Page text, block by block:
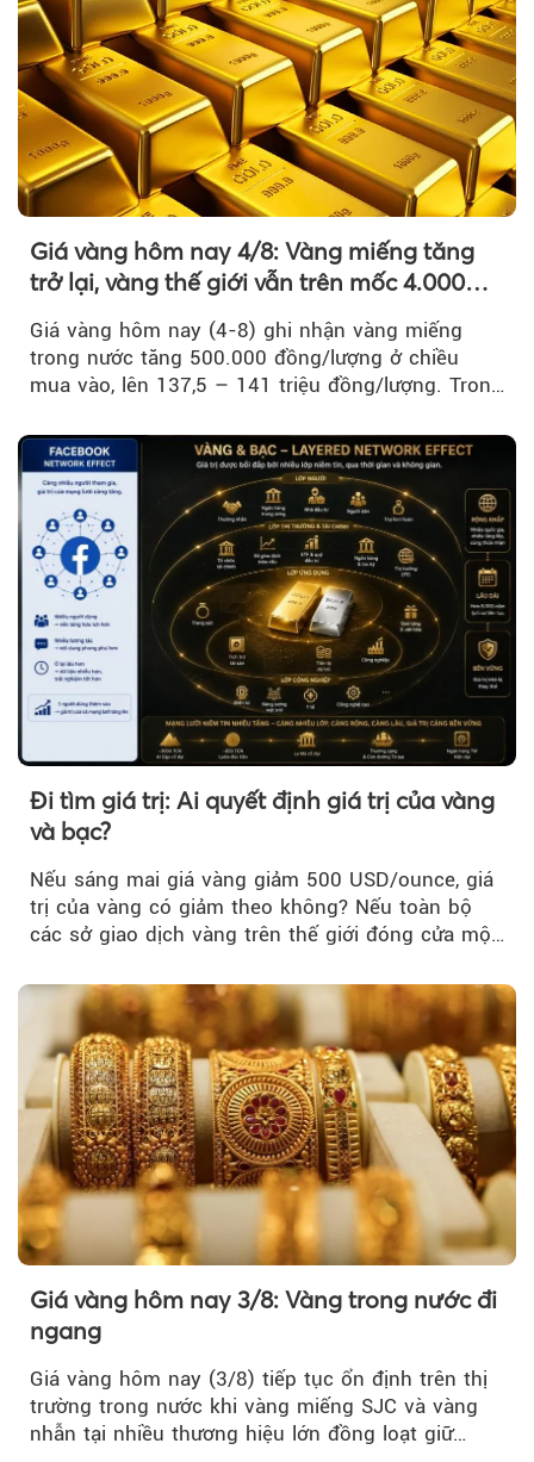
Giá vàng hôm nay 4/8: Vàng miếng tăng
trở lại, vàng thế giới vẫn trên mốc 4.000
Giá vàng hôm nay (4-8) ghi nhận vàng miếng
trong nước tăng 500.000 đồng/lượng ở chiều
mua vào, lên 137,5 – 141 triệu đồng/lượng. Trong
trì trên ngưỡng 4.000 USD/ounce.
Đi tìm giá trị: Ai quyết định giá trị của vàng
và bạc?
Nếu sáng mai giá vàng giảm 500 USD/ounce, giá
trị của vàng có giảm theo không? Nếu toàn bộ
các sở giao dịch vàng trên thế giới đóng cửa một
Giá vàng hôm nay 3/8: Vàng trong nước đi
ngang
Giá vàng hôm nay (3/8) tiếp tục ổn định trên thị
trường trong nước khi vàng miếng SJC và vàng
nhẫn tại nhiều thương hiệu lớn đồng loạt giữ